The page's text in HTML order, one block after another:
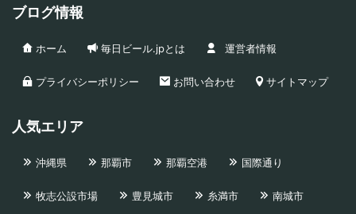
ブログ情報
ホーム 毎日ビール.jpとは 運営者情報
プライバシーポリシー お問い合わせ サイトマップ
人気エリア
沖縄県 那覇市 那覇空港 国際通り
牧志公設市場 豊見城市 糸満市 南城市